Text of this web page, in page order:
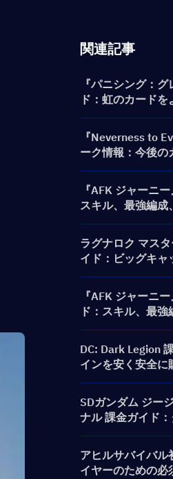
関連記事
『パニシング：
ド：虹のカード
は？
『Neverness to
ーク情報：今後の
プ！
『AFK ジャーニ
スキル、最強編成
底解説
ラグナロク マス
イド：ビッグキャ
する方法は？
『AFK ジャーニ
ド：スキル、最
かを解説
DC: Dark Legion
インを安く安全に
SDガンダム ジー
ナル 課金ガイド
ク、価格、および
アヒルサバイバル
イヤーのための必